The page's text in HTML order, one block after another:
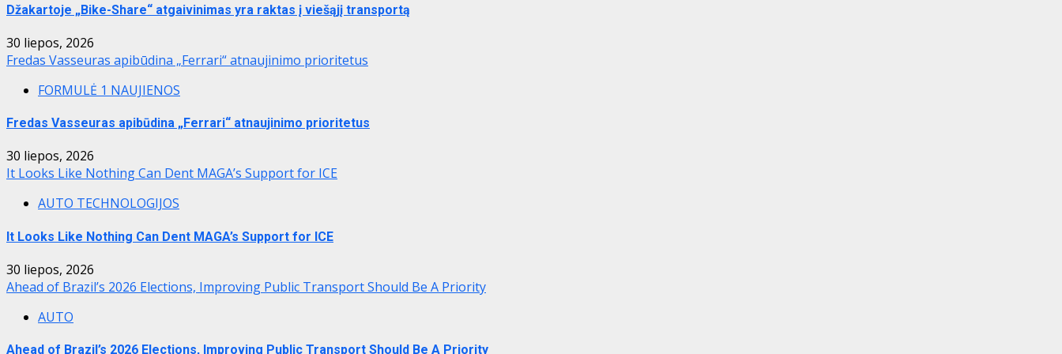
Džakartoje „Bike-Share“ atgaivinimas yra raktas į viešąjį transportą
30 liepos, 2026
Fredas Vasseuras apibūdina „Ferrari“ atnaujinimo prioritetus
FORMULĖ 1 NAUJIENOS
Fredas Vasseuras apibūdina „Ferrari“ atnaujinimo prioritetus
30 liepos, 2026
It Looks Like Nothing Can Dent MAGA’s Support for ICE
AUTO TECHNOLOGIJOS
It Looks Like Nothing Can Dent MAGA’s Support for ICE
30 liepos, 2026
Ahead of Brazil’s 2026 Elections, Improving Public Transport Should Be A Priority
AUTO
Ahead of Brazil’s 2026 Elections, Improving Public Transport Should Be A Priority